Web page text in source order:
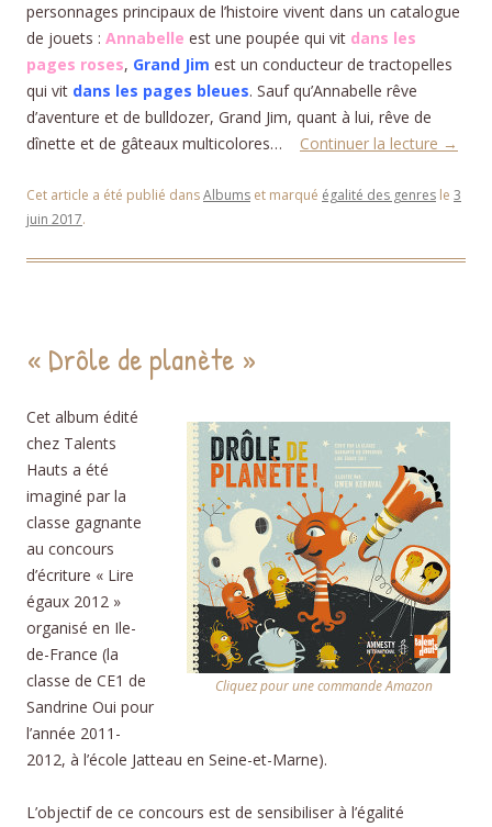
personnages principaux de l’histoire vivent dans un catalogue
de jouets : Annabelle est une poupée qui vit dans les
pages roses, Grand Jim est un conducteur de tractopelles
qui vit dans les pages bleues. Sauf qu’Annabelle rêve
d’aventure et de bulldozer, Grand Jim, quant à lui, rêve de
dînette et de gâteaux multicolores… Continuer la lecture →
Cet article a été publié dansAlbums et marqué égalité des genres le 3
juin 2017.
« Drôle de planète »
Cliquez pour une commande Amazon
Cet album édité
chez Talents
Hauts a été
imaginé par la
classe gagnante
au concours
d’écriture « Lire
égaux 2012 »
organisé en Ile-
de-France (la
classe de CE1 de
Sandrine Oui pour
l’année 2011-
2012, à l’école Jatteau en Seine-et-Marne).
L’objectif de ce concours est de sensibiliser à l’égalité